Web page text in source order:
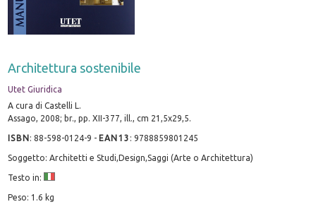
Architettura sostenibile
Utet Giuridica
A cura di Castelli L.
Assago, 2008; br., pp. XII-377, ill., cm 21,5x29,5.
ISBN:88-598-0124-9 - EAN13 :9788859801245
Soggetto: Architetti e Studi,Design,Saggi (Arte o Architettura)
Testo in:
Peso: 1.6 kg